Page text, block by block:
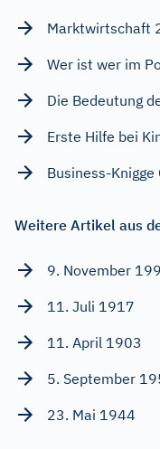
Marktwirtschaft
Wer ist wer im
Die Bedeutung
Erste Hilfe bei
Business-Knigge
Weitere Artikel aus
9. November
11. Juli 1917
11. April 1903
5. September
23. Mai 1944